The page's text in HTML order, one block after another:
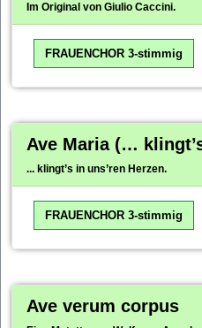
Im Original von Giulio Caccini.
FRAUENCHOR 3-stimmig
Ave Maria (…
... klingt’s in uns’ren Herzen.
FRAUENCHOR 3-stimmig
Ave verum corpus